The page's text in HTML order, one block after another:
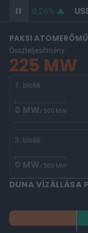
0,26%
PAKSI
Összteljesítmény
225 MW
1. blokk
0 MW/ 500 MW
3. blokk
0 MW/ 500 MW
DUNA VÍZÁLLÁSA